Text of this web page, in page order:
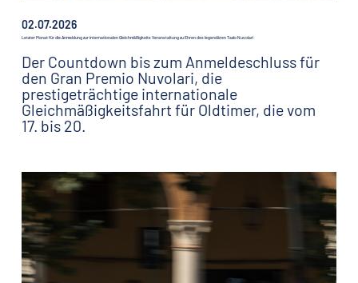
02.07.2026
Letzter Monat für die Anmeldung zur internationalen Gleichmäßigkeits Veranstaltung zu Ehren des legendären Tazio Nuvolari
Der Countdown bis zum Anmeldeschluss für
den Gran Premio Nuvolari, die
prestigeträchtige internationale
Gleichmäßigkeitsfahrt für Oldtimer, die vom
17. bis 20.